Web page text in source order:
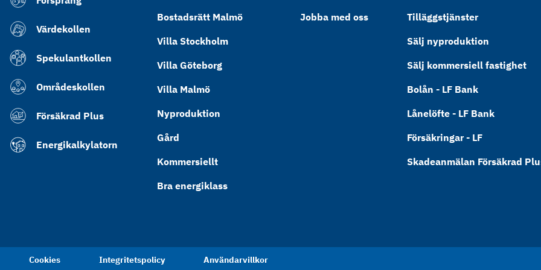
Värdekollen
Spekulantkollen
Områdeskollen
Försäkrad Plus
Energikalkylatorn
Bostadsrätt Malmö
Villa Stockholm
Villa Göteborg
Villa Malmö
Nyproduktion
Gård
Kommersiellt
Bra energiklass
Jobba med oss
Tilläggstjänster
Sälj nyproduktion
Sälj kommersiell fastighet
Bolån - LF Bank
Lånelöfte - LF Bank
Försäkringar - LF
Skadeanmälan Försäkrad
Cookies Integritetspolicy Användarvillkor